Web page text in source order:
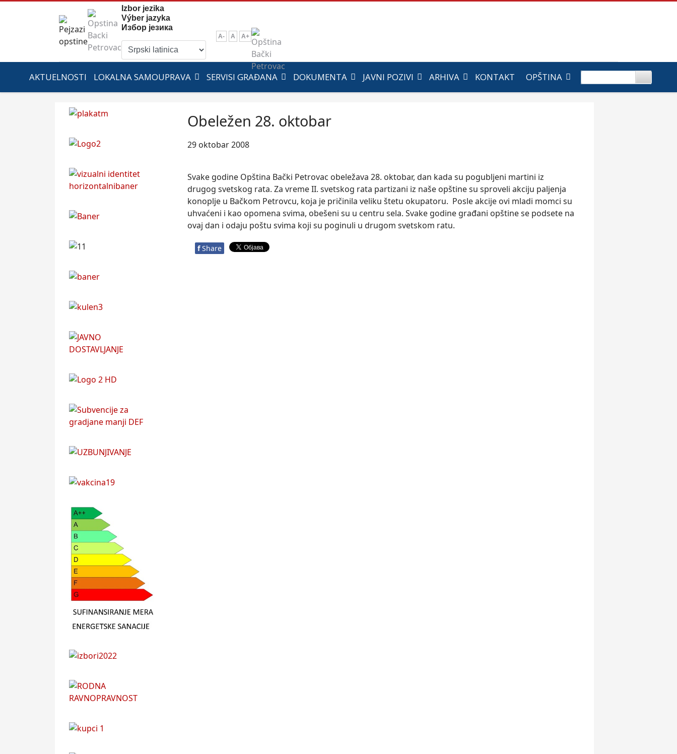
Izbor jezika
Výber jazyka
Избор језика
A- A A+
AKTUELNOSTI LOKALNA SAMOUPRAVA SERVISI GRAĐANA DOKUMENTA JAVNI POZIVI ARHIVA KONTAKT OPŠTINA
Obeležen 28. oktobar
29 oktobar 2008
Svake godine Opština Bački Petrovac obeležava 28. oktobar, dan kada su pogubljeni martini iz
drugog svetskog rata. Za vreme II. svetskog rata partizani iz naše opštine su sproveli akciju paljenja
konoplje u Bačkom Petrovcu, koja je pričinila veliku štetu okupatoru. Posle akcije ovi mladi momci su
uhvaćeni i kao opomena svima, obešeni su u centru sela. Svake godine građani opštine se podsete na
ovaj dan i odaju poštu svima koji su poginuli u drugom svetskom ratu.
f Share